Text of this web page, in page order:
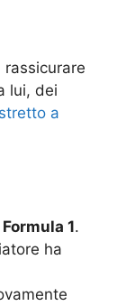
lui, dei
a
1.
ha